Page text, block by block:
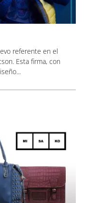
referente en el
Esta firma, con